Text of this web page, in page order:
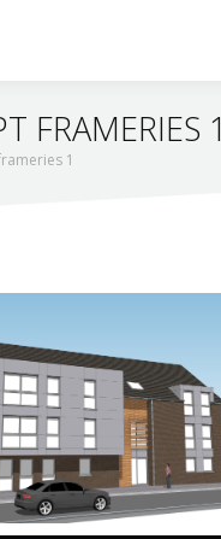
FRAMERIES 1
1